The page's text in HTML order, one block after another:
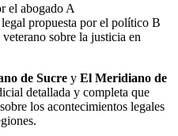
el abogado A
propuesta por el político B
sobre la justicia en
de Sucre y El Meridiano de
detallada y completa que
los acontecimientos legales